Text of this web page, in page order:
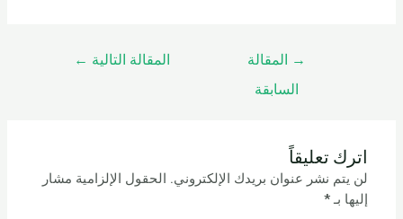
→
المقالة
السابقة
المقالة التالية ←
اترك تعليقاً
لن يتم نشر عنوان بريدك الإلكتروني. الحقول الإلزامية مشار
إليها بـ*